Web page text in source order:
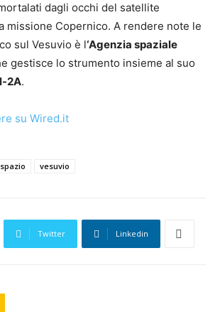
dagli occhi del satellite
missione Copernico. A rendere note le
sul Vesuvio è l‘Agenzia spaziale
gestisce lo strumento insieme al suo
2A.
su Wired.it
spazio vesuvio
Twitter Linkedin